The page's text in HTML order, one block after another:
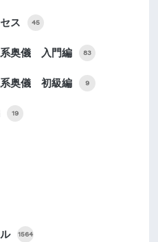
ス 45
奥儀 入門編 83
奥儀 初級編 9
19
1564